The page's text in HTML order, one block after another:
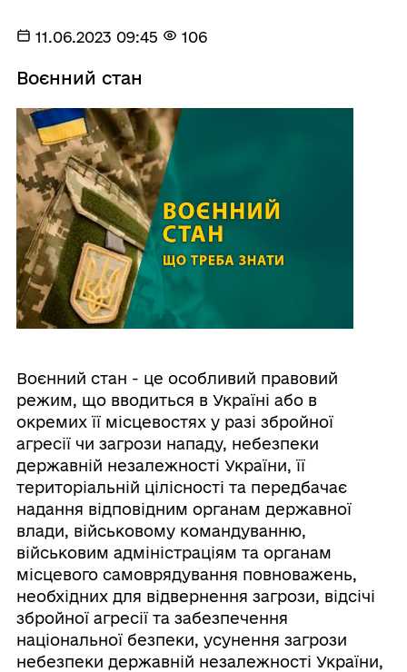
11.06.2023 09:45 106
Воєнний стан
Воєнний стан - це особливий правовий
режим, що вводиться в Україні або в
окремих її місцевостях у разі збройної
агресії чи загрози нападу, небезпеки
державній незалежності України, її
територіальній цілісності та передбачає
надання відповідним органам державної
влади, військовому командуванню,
військовим адміністраціям та органам
місцевого самоврядування повноважень,
необхідних для відвернення загрози, відсічі
збройної агресії та забезпечення
національної безпеки, усунення загрози
небезпеки державній незалежності України,